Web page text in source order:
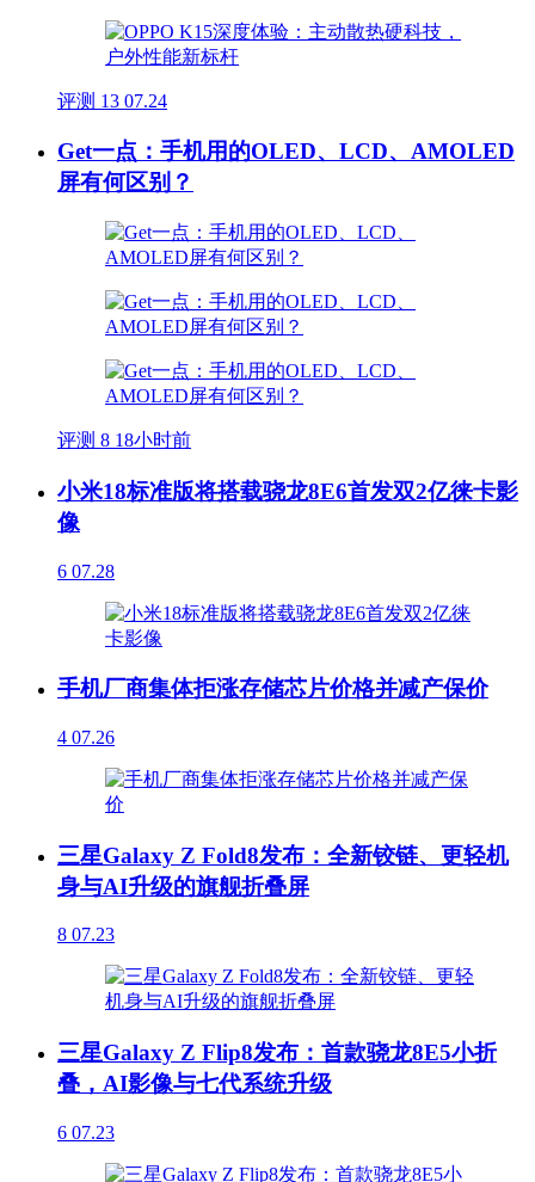
评测 13 07.24
Get一点：手机用的OLED、LCD、AMOLED
屏有何区别？
评测 8 18小时前
小米18标准版将搭载骁龙8E6首发双2亿徕卡影
像
6 07.28
手机厂商集体拒涨存储芯片价格并减产保价
4 07.26
三星Galaxy Z Fold8发布：全新铰链、更轻机
身与AI升级的旗舰折叠屏
8 07.23
三星Galaxy Z Flip8发布：首款骁龙8E5小折
叠，AI影像与七代系统升级
6 07.23